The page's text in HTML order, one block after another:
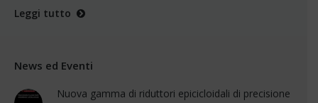
Leggi tutto
News ed Eventi
Nuova gamma di riduttori epicicloidali di precisione